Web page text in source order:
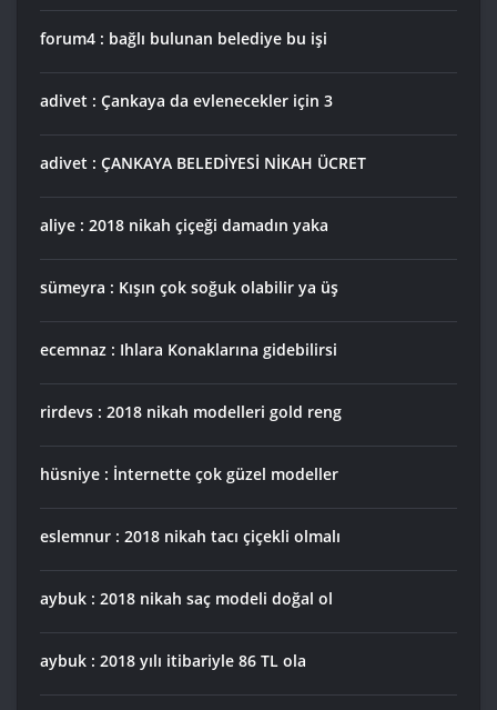
forum4 : bağlı bulunan belediye bu işi
adivet : Çankaya da evlenecekler için 3
adivet : ÇANKAYA BELEDİYESİ NİKAH ÜCRET
aliye : 2018 nikah çiçeği damadın yaka
sümeyra : Kışın çok soğuk olabilir ya üş
ecemnaz : Ihlara Konaklarına gidebilirsi
rirdevs : 2018 nikah modelleri gold reng
hüsniye : İnternette çok güzel modeller
eslemnur : 2018 nikah tacı çiçekli olmalı
aybuk : 2018 nikah saç modeli doğal ol
aybuk : 2018 yılı itibariyle 86 TL ola